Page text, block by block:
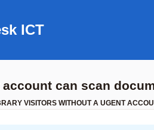
ICT
can scan
VISITORS WITHOUT A UGENT